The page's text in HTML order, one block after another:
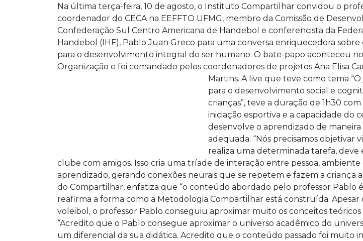
Na última terça-feira, 10 de agosto, o Instituto Compartilhar convidou o
coordenador do CECA na EEFFTO UFMG, membro da Comissão de
Confederação Sul Centro Americana de Handebol e conferencista da
Handebol (IHF), Pablo Juan Greco para uma conversa enriquecedora
para o desenvolvimento integral do ser humano. O bate-papo aconteceu
Organização e foi comandado pelos coordenadores de projetos Ana Elisa
Martins. A live que teve como tema
para o desenvolvimento social e
crianças”, teve a duração de 1h30
iniciação esportiva e a capacidade do
desenvolve o aprendizado de
adequada: “Nós precisamos
realiza uma determinada tarefa, deve
clube com amigos. Isso cria uma tríade de interação entre pessoa,
aprendizado, gerando conexões neurais que se repetem e fazem a criança
do Compartilhar, enfatiza que “o conteúdo abordado pelo professor
reafirma a forma como a Metodologia Compartilhar está construída.
voleibol, o professor Pablo conseguiu aproximar muito os conceitos
“Acredito que o Pablo consegue aproximar o universo acadêmico do
um diferencial da sua didática. Acredito que o conteúdo passado foi muito